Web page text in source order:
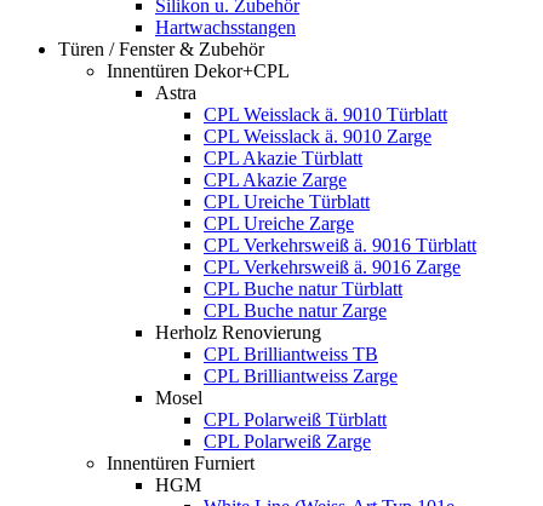
Silikon u. Zubehör
Hartwachsstangen
Türen / Fenster & Zubehör
Innentüren Dekor+CPL
Astra
CPL Weisslack ä. 9010 Türblatt
CPL Weisslack ä. 9010 Zarge
CPL Akazie Türblatt
CPL Akazie Zarge
CPL Ureiche Türblatt
CPL Ureiche Zarge
CPL Verkehrsweiß ä. 9016 Türblatt
CPL Verkehrsweiß ä. 9016 Zarge
CPL Buche natur Türblatt
CPL Buche natur Zarge
Herholz Renovierung
CPL Brilliantweiss TB
CPL Brilliantweiss Zarge
Mosel
CPL Polarweiß Türblatt
CPL Polarweiß Zarge
Innentüren Furniert
HGM